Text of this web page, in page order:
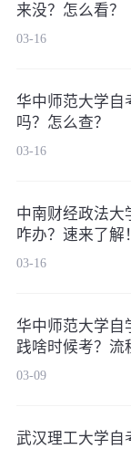
来没？怎么看？
03-16
华中师范大学自
吗？怎么查？
03-16
中南财经政法大
咋办？速来了解！
03-16
华中师范大学自
践啥时候考？流
03-09
武汉理工大学自